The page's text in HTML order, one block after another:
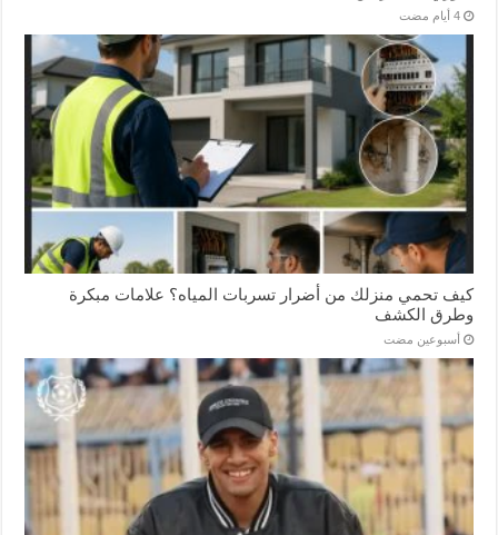
‏4 أيام مضت
كيف تحمي منزلك من أضرار تسربات المياه؟ علامات مبكرة
وطرق الكشف
‏أسبوعين مضت